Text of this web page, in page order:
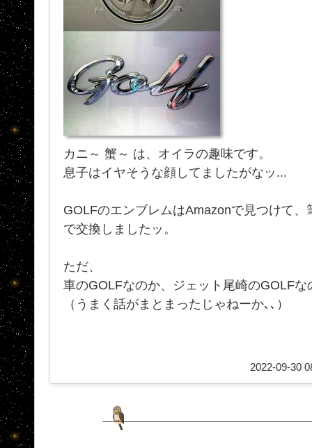
カニ～ 蟹～ は、オイラの趣味です。
息子はイヤそうな顔してましたがなッ...
GOLFのエンブレムはAmazonで見つけて
で交換しましたッ。
ただ、
車のGOLFなのか、ジェット尾崎のGOLF
（うまく話がまとまったじゃねーか､､）
2022-09-30